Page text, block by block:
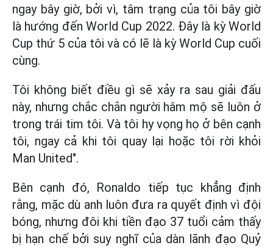
ngay bây giờ, bởi vì, tâm trạng của tôi bây giờ
là hướng đến World Cup 2022. Đây là kỳ World
Cup thứ 5 của tôi và có lẽ là kỳ World Cup cuối
cùng.
Tôi không biết điều gì sẽ xảy ra sau giải đấu
này, nhưng chắc chắn người hâm mộ sẽ luôn ở
trong trái tim tôi. Và tôi hy vọng họ ở bên cạnh
tôi, ngay cả khi tôi quay lại hoặc tôi rời khỏi
Man United".
Bên cạnh đó, Ronaldo tiếp tục khẳng định
rằng, mặc dù anh luôn đưa ra quyết định vì đội
bóng, nhưng đôi khi tiền đạo 37 tuổi cảm thấy
bị hạn chế bởi suy nghĩ của dàn lãnh đạo Quỷ